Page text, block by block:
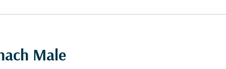
Male